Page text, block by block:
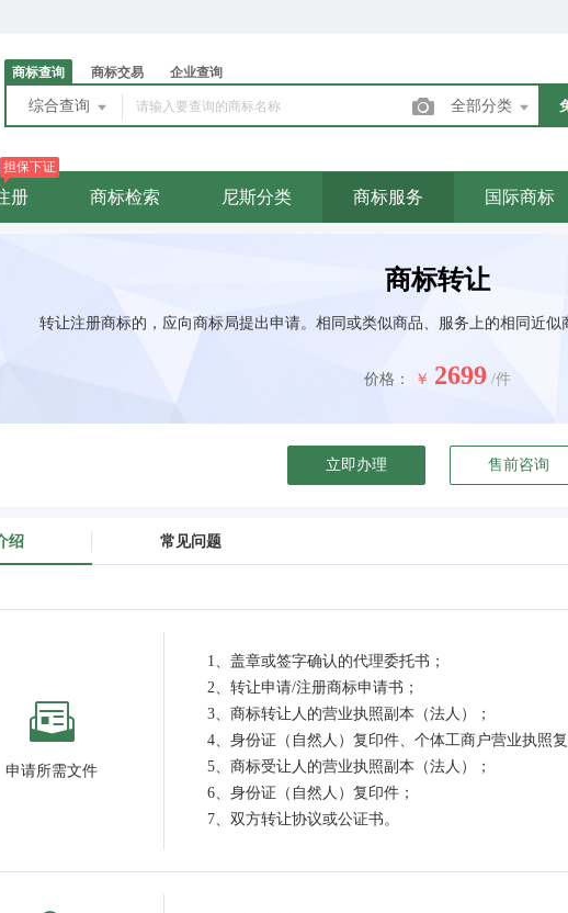
商标查询 商标交易 企业查询
综合查询 全部分类
册
担保下证
商标检索 尼斯分类 商标服务 国际商标
商标转让
转让注册商标的，应向商标局提出申请。相同或类似商品、服务上的相同近
价格： ￥ 2699 /件
立即办理 售前咨询
绍 常见问题
申请所需文件
1、盖章或签字确认的代理委托书；
2、转让申请/注册商标申请书；
3、商标转让人的营业执照副本（法人）；
4、身份证（自然人）复印件、个体工商户营业执照
5、商标受让人的营业执照副本（法人）；
6、身份证（自然人）复印件；
7、双方转让协议或公证书。